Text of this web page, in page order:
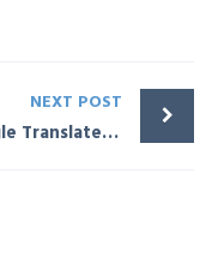
NEXT POST
Google Translate intègre le Tamazight Tifinagh